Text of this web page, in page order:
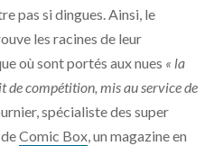
pas si dingues. Ainsi, le
les racines de leur
où sont portés aux nues « la
de compétition, mis au service de
spécialiste des super
deComic Box , un magazine en